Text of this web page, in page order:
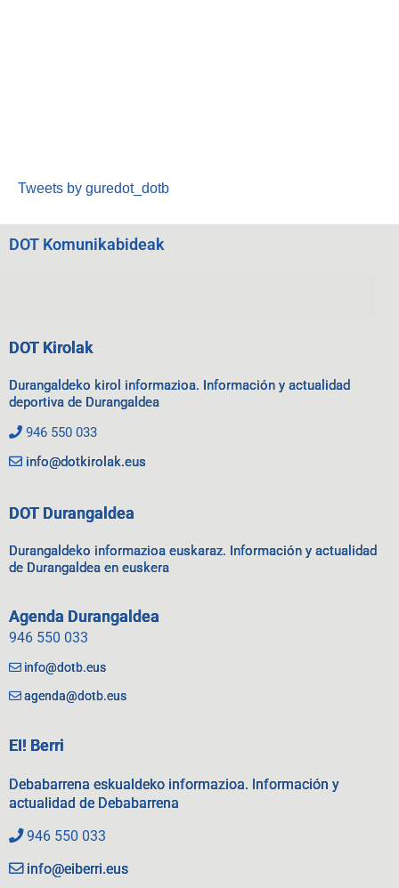
Tweets by guredot_dotb
DOT Komunikabideak
DOT Kirolak
Durangaldeko kirol informazioa. Información y actualidad
deportiva de Durangaldea
946 550 033
info@dotkirolak.eus
DOT Durangaldea
Durangaldeko informazioa euskaraz. Información y actualidad
de Durangaldea en euskera
Agenda Durangaldea
946 550 033
info@dotb.eus
agenda@dotb.eus
EI! Berri
Debabarrena eskualdeko informazioa. Información y
actualidad de Debabarrena
946 550 033
info@eiberri.eus